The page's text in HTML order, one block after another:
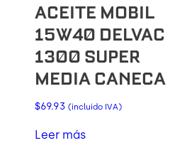
ACEITE MOBIL
15W40 DELVAC
1300 SUPER
MEDIA CANECA
$69.93 (incluido IVA)
Leer más